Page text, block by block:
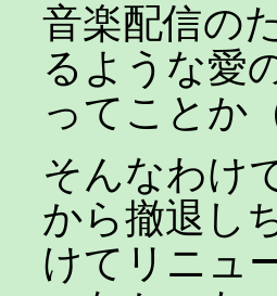
音楽配信の
るような愛
ってことか
そんなわけ
から撤退し
けてリニュ